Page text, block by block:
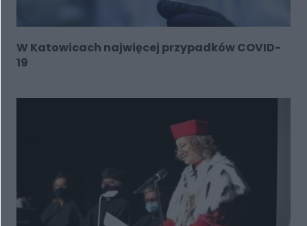
W Katowicach najwięcej przypadków COVID-
19